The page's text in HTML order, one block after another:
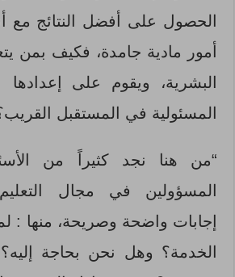
الحصول على أفضل النتائج مع
أمور مادية جامدة، فكيف بمن
البشرية، ويقوم على إعدادها
المسئولية في المستقبل
“من هنا نجد كثيراً من
المسؤولين في مجال
إجابات واضحة وصريحة، منها :
الخدمة؟ وهل نحن بحاجة